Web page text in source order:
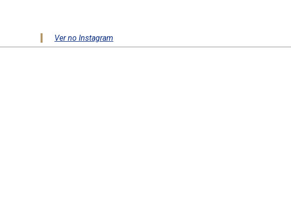
Ver no Instagram